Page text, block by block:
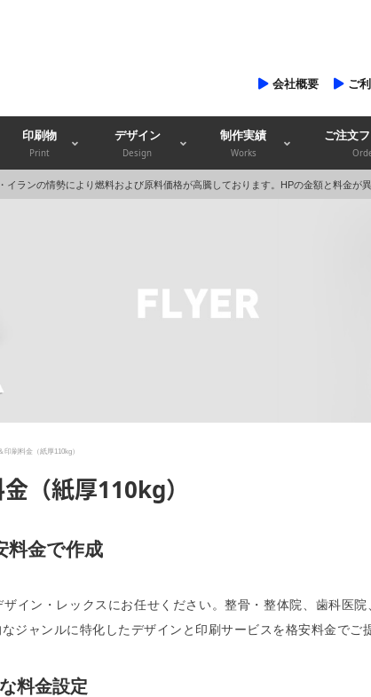
会社概要 ご
印刷物
Print
デザイン
Design
制作実績
Works
ご注文
イランの情勢により燃料および原料価格が高騰しております。HPの金額と料金が
刷料金（紙厚110kg）
（紙厚110kg）
料金で作成
イン・レックスにお任せください。整骨・整体院、歯科医
ジャンルに特化したデザインと印刷サービスを格安料金でご
料金設定